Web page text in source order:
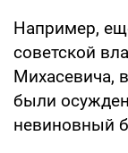
Например,
советской
Михасевича,
были
невиновный